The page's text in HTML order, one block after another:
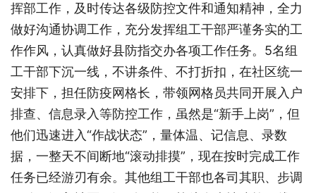
挥部工作，及时传达各级防控文件和通知精神，全力
做好沟通协调工作，充分发挥组工干部严谨务实的工
作作风，认真做好县防指交办各项工作任务。5名组
工干部下沉一线，不讲条件、不打折扣，在社区统一
安排下，担任防疫网格长，带领网格员共同开展入户
排查、信息录入等防控工作，虽然是“新手上岗”，但
他们迅速进入“作战状态”，量体温、记信息、录数
据，一整天不间断地“滚动排摸”，现在按时完成工作
任务已经游刃有余。其他组工干部也各司其职、步调